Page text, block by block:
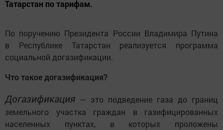
Татарстан по тарифам.
По поручению Президента России Владимира Путина
в Республике Татарстан реализуется программа
социальной догазификации.
Что такое догазификация?
Догазификация — это подведение газа до границ
земельного участка граждан в газифицированных
населенных пунктах, в которых проложены